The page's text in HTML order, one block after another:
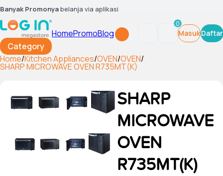
Banyak Promonyabelanja via aplikasi
Category
HomePromoBlog
0
MasukDaftar
Home/Kitchen Appliances/OVEN/OVEN/
SHARP MICROWAVE OVEN R735MT(K)
SHARP
MICROWAVE
OVEN
R735MT(K)